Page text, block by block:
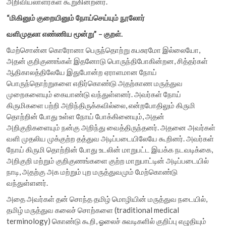
“மிகினும்குறையினும்நோய்செய்யும் நூலோர்
வளிமுதலாஎண்ணியமூன்று” –குறள்.
மேற்சொன்ன கொரோனா பெருந்தொற்று கபசுரமோ இல்லையோ,
அதன் குறிகுணங்கள் இதனோடு பொருந்திபோகின்றன, சித்தர்கள்
ஆதிகாலத்திலேயே இதுபோன்ற ஏராளமான நோய்
பொருந்தொற்றுகளை எதிர்கொண்டு அதற்காண மருத்துவ
முறைகளையும் கையாண்டு வந்துள்ளனர். அவர்கள் நோய்
கிருமிகளை பற்றி அறிந்திருக்கவில்லை, என்றபோதிலும் கிருமி
தொற்றின் போது உள்ள நோய் போக்கினையும், அதன்
அறிகுறிகளையும் நன்கு அறிந்து வைத்திருந்தனர். அதனை அவர்கள்
வளி முதலிய முக்குற்ற தத்துவ அடிப்படையிலேயே கூறினர். அவர்கள்
நோய் கிருமி தொற்றின் போது உடலின் மாறுபட்ட இயக்க நடவடிக்கை,
அறிகுறி மற்றும் குறிகுணங்களை குற்ற மாறுபாட்டின் அடிப்படையில்
நாடி, அதற்கு அக மற்றும் புற மருத்துவமும் மேற்கொண்டு
வந்துள்ளனர்.
அதை அவர்கள் தன் சொந்த தமிழ் மொழியின் மருத்துவ நடையில்,
தமிழ் மருத்துவ கலைச் சொற்களை (traditional medical
terminology) கொண்டு கூறி, ஓலைச் சுவடிகளில் குறிப்பு எழுதியும்